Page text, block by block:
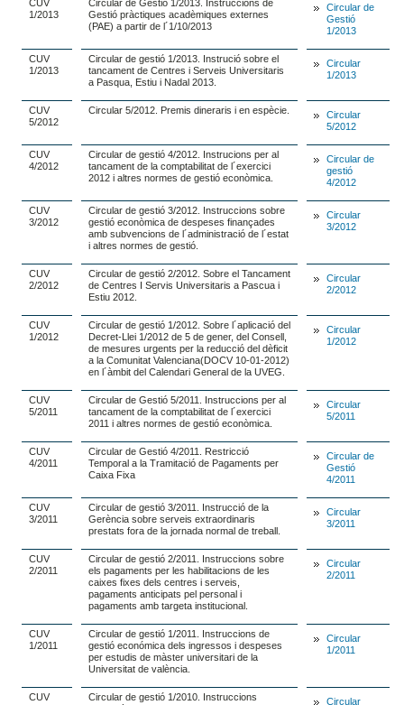
CUV
1/2013
Circular de Gestió 1/2013. Instruccions de
Gestió pràctiques acadèmiques externes
(PAE) a partir de l´1/10/2013
Circular de
Gestió
1/2013
CUV
1/2013
Circular de gestió 1/2013. Instrució sobre el
tancament de Centres i Serveis Universitaris
a Pasqua, Estiu i Nadal 2013.
Circular
1/2013
CUV
5/2012
Circular 5/2012. Premis dineraris i en espècie.
Circular
5/2012
CUV
4/2012
Circular de gestió 4/2012. Instrucions per al
tancament de la comptabilitat de l´exercici
2012 i altres normes de gestió econòmica.
Circular de
gestió
4/2012
CUV
3/2012
Circular de gestió 3/2012. Instruccions sobre
gestió econòmica de despeses finançades
amb subvencions de l´administració de l´estat
i altres normes de gestió.
Circular
3/2012
CUV
2/2012
Circular de gestió 2/2012. Sobre el Tancament
de Centres I Servis Universitaris a Pascua i
Estiu 2012.
Circular
2/2012
CUV
1/2012
Circular de gestió 1/2012. Sobre l´aplicació del
Decret-Llei 1/2012 de 5 de gener, del Consell,
de mesures urgents per la reducció del dèficit
a la Comunitat Valenciana(DOCV 10-01-2012)
en l´àmbit del Calendari General de la UVEG.
Circular
1/2012
CUV
5/2011
Circular de Gestió 5/2011. Instruccions per al
tancament de la comptabilitat de l´exercici
2011 i altres normes de gestió econòmica.
Circular
5/2011
CUV
4/2011
Circular de Gestió 4/2011. Restricció
Temporal a la Tramitació de Pagaments per
Caixa Fixa
Circular de
Gestió
4/2011
CUV
3/2011
Circular de gestió 3/2011. Instrucció de la
Gerència sobre serveis extraordinaris
prestats fora de la jornada normal de treball.
Circular
3/2011
CUV
2/2011
Circular de gestió 2/2011. Instruccions sobre
els pagaments per les habilitacions de les
caixes fixes dels centres i serveis,
pagaments anticipats pel personal i
pagaments amb targeta institucional.
Circular
2/2011
CUV
1/2011
Circular de gestió 1/2011. Instruccions de
gestió económica dels ingressos i despeses
per estudis de màster universitari de la
Universitat de valència.
Circular
1/2011
CUV
Circular de gestió 1/2010. Instruccions
Circular